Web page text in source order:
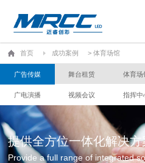
首页 成功案例 > 体育场馆
广告传媒 舞台租赁 体育场
广电演播 视频会议 指挥中
提供全方位一体化解决方
Provide a full range of integrated